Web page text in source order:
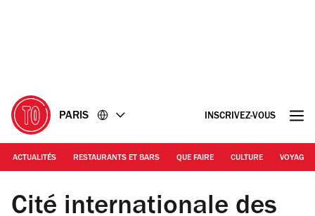
PARIS INSCRIVEZ-VOUS
ACTUALITÉS RESTAURANTS ET BARS QUE FAIRE CULTURE VOYAGE
© Diane Arques
Cité internationale des